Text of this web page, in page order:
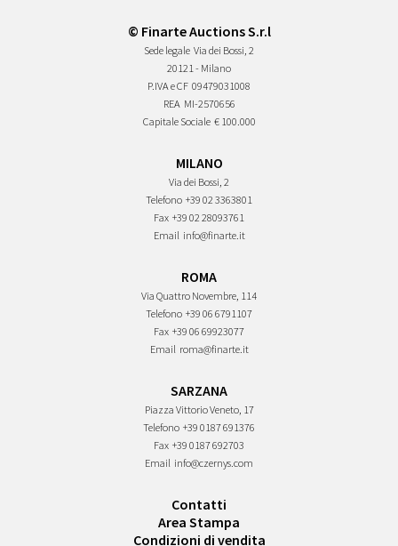
© Finarte Auctions S.r.l
Sede legale Via dei Bossi, 2
20121 - Milano
P.IVA e CF 09479031008
REA MI-2570656
Capitale Sociale € 100.000
MILANO
Via dei Bossi, 2
Telefono +39 02 3363801
Fax +39 02 28093761
Email info@finarte.it
ROMA
Via Quattro Novembre, 114
Telefono +39 06 6791107
Fax +39 06 69923077
Email roma@finarte.it
SARZANA
Piazza Vittorio Veneto, 17
Telefono +39 0187 691376
Fax +39 0187 692703
Email info@czernys.com
Contatti
Area Stampa
Condizioni di vendita